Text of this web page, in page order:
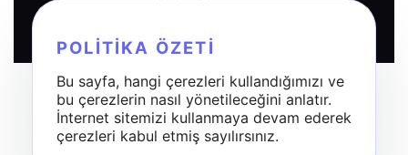
POLITIKA ÖZETI
Bu sayfa, hangi çerezleri kullandığımızı ve
bu çerezlerin nasıl yönetileceğini anlatır.
İnternet sitemizi kullanmaya devam ederek
çerezleri kabul etmiş sayılırsınız.